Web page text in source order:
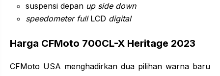
suspensi depan up side down
speedometer fullLCD digital
Harga CFMoto 700CL-X Heritage 2023
CFMoto USA menghadirkan dua pilihan warna baru